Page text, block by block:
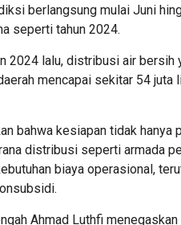
berlangsung mulai Juni
seperti tahun 2024.
2024 lalu, distribusi air bersih
mencapai sekitar 54 juta
bahwa kesiapan tidak hanya
distribusi seperti armada
biaya operasional,
Ahmad Luthfi